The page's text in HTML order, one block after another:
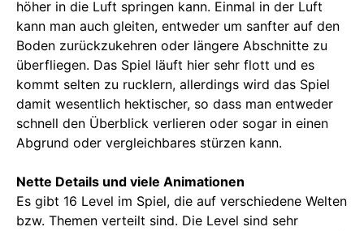
höher in die Luft springen kann. Einmal in der Luft
kann man auch gleiten, entweder um sanfter auf den
Boden zurückzukehren oder längere Abschnitte zu
überfliegen. Das Spiel läuft hier sehr flott und es
kommt selten zu rucklern, allerdings wird das Spiel
damit wesentlich hektischer, so dass man entweder
schnell den Überblick verlieren oder sogar in einen
Abgrund oder vergleichbares stürzen kann.
Nette Details und viele Animationen
Es gibt 16 Level im Spiel, die auf verschiedene Welten
bzw. Themen verteilt sind. Die Level sind sehr